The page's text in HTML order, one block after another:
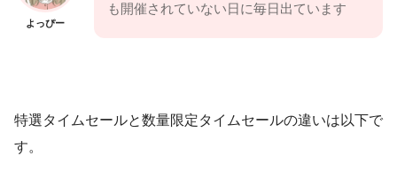
よっぴー
も開催されていない日に毎日出ています
特選タイムセールと数量限定タイムセールの違いは以下で
す。